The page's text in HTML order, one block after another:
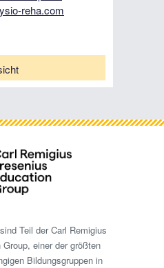
reha.com
Teil der Carl Remigius
einer der größten
Bildungsgruppen in